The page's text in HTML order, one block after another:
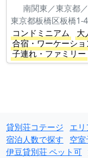
南関東／東京都
東京都板橋区板橋1-
コンドミニアム
大
合宿・ワーケーシ
子連れ・ファミリー
貸別荘コテージ エ
宿泊人数で探す
空
伊豆貸別荘 ペット可